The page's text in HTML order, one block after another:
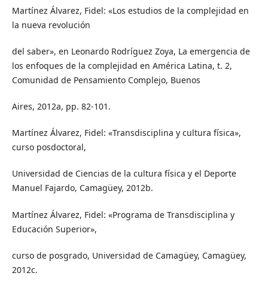
Martínez Álvarez, Fidel: «Los estudios de la complejidad en
la nueva revolución
del saber», en Leonardo Rodríguez Zoya, La emergencia de
los enfoques de la complejidad en América Latina, t. 2,
Comunidad de Pensamiento Complejo, Buenos
Aires, 2012a, pp. 82-101.
Martínez Álvarez, Fidel: «Transdisciplina y cultura física»,
curso posdoctoral,
Universidad de Ciencias de la cultura física y el Deporte
Manuel Fajardo, Camagüey, 2012b.
Martínez Álvarez, Fidel: «Programa de Transdisciplina y
Educación Superior»,
curso de posgrado, Universidad de Camagüey, Camagüey,
2012c.